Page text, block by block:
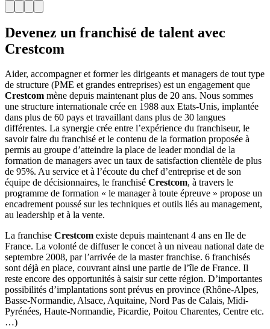
Devenez un franchisé de talent avec
Crestcom
Aider, accompagner et former les dirigeants et managers de tout type
de structure (PME et grandes entreprises) est un engagement que
Crestcom mène depuis maintenant plus de 20 ans. Nous sommes
une structure internationale crée en 1988 aux Etats-Unis, implantée
dans plus de 60 pays et travaillant dans plus de 30 langues
différentes. La synergie crée entre l’expérience du franchiseur, le
savoir faire du franchisé et le contenu de la formation proposée à
permis au groupe d’atteindre la place de leader mondial de la
formation de managers avec un taux de satisfaction clientèle de plus
de 95%. Au service et à l’écoute du chef d’entreprise et de son
équipe de décisionnaires, le franchisé Crestcom, à travers le
programme de formation « le manager à toute épreuve » propose un
encadrement poussé sur les techniques et outils liés au management,
au leadership et à la vente.
La franchise Crestcom existe depuis maintenant 4 ans en Ile de
France. La volonté de diffuser le concet à un niveau national date de
septembre 2008, par l’arrivée de la master franchise. 6 franchisés
sont déjà en place, couvrant ainsi une partie de l’île de France. Il
reste encore des opportunités à saisir sur cette région. D’importantes
possibilités d’implantations sont prévus en province (Rhône-Alpes,
Basse-Normandie, Alsace, Aquitaine, Nord Pas de Calais, Midi-
Pyrénées, Haute-Normandie, Picardie, Poitou Charentes, Centre etc.
…)